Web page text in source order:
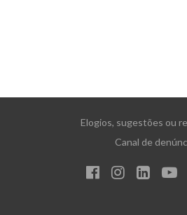
Elogios, sugestões ou
Canal de